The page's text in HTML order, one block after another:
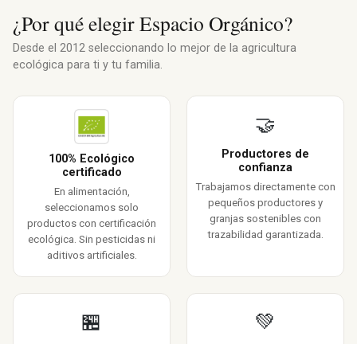
¿Por qué elegir Espacio Orgánico?
Desde el 2012 seleccionando lo mejor de la agricultura
ecológica para ti y tu familia.
100% Ecológico
certificado
En alimentación,
seleccionamos solo
productos con certificación
ecológica. Sin pesticidas ni
aditivos artificiales.
🤝
Productores de
confianza
Trabajamos directamente con
pequeños productores y
granjas sostenibles con
trazabilidad garantizada.
🏪 💚